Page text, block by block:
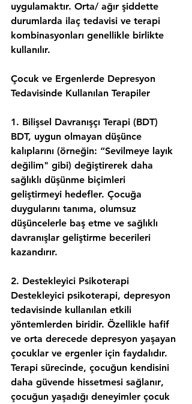
uygulamaktır. Orta/ ağır şiddette
durumlarda ilaç tedavisi ve terapi
kombinasyonları genellikle birlikte
kullanılır.
Çocuk ve Ergenlerde Depresyon
Tedavisinde Kullanılan Terapiler
1️. Bilişsel Davranışçı Terapi (BDT)
BDT, uygun olmayan düşünce
kalıplarını (örneğin: “Sevilmeye layık
değilim" gibi) değiştirerek daha
sağlıklı düşünme biçimleri
geliştirmeyi hedefler. Çocuğa
duygularını tanıma, olumsuz
düşüncelerle baş etme ve sağlıklı
davranışlar geliştirme becerileri
kazandırır.
2. Destekleyici Psikoterapi
Destekleyici psikoterapi, depresyon
tedavisinde kullanılan etkili
yöntemlerden biridir. Özellikle hafif
ve orta derecede depresyon yaşayan
çocuklar ve ergenler için faydalıdır.
Terapi sürecinde, çocuğun kendisini
daha güvende hissetmesi sağlanır,
çocuğun yaşadığı deneyimler çocuk